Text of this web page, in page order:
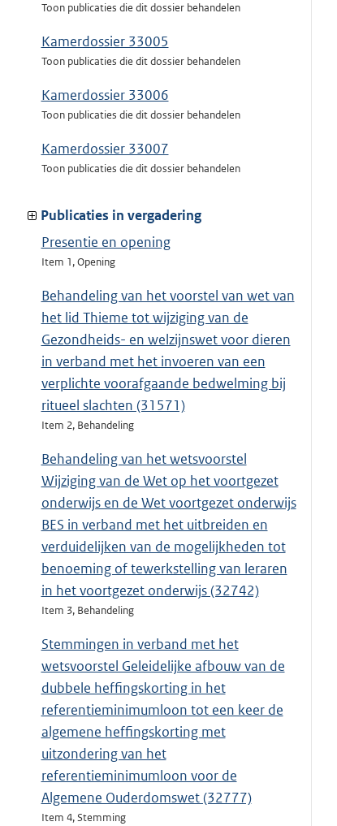
Toon publicaties die dit dossier behandelen
Kamerdossier 33005
Toon publicaties die dit dossier behandelen
Kamerdossier 33006
Toon publicaties die dit dossier behandelen
Kamerdossier 33007
Toon publicaties die dit dossier behandelen
Publicaties in vergadering
Presentie en opening
Item 1, Opening
Behandeling van het voorstel van wet van
het lid Thieme tot wijziging van de
Gezondheids- en welzijnswet voor dieren
in verband met het invoeren van een
verplichte voorafgaande bedwelming bij
ritueel slachten (31571)
Item 2, Behandeling
Behandeling van het wetsvoorstel
Wijziging van de Wet op het voortgezet
onderwijs en de Wet voortgezet onderwijs
BES in verband met het uitbreiden en
verduidelijken van de mogelijkheden tot
benoeming of tewerkstelling van leraren
in het voortgezet onderwijs (32742)
Item 3, Behandeling
Stemmingen in verband met het
wetsvoorstel Geleidelijke afbouw van de
dubbele heffingskorting in het
referentieminimumloon tot een keer de
algemene heffingskorting met
uitzondering van het
referentieminimumloon voor de
Algemene Ouderdomswet (32777)
Item 4, Stemming